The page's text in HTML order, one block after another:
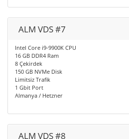
ALM VDS #7
Intel Core i9-9900K CPU
16 GB DDR4 Ram
8 Çekirdek
150 GB NVMe Disk
Limitsiz Trafik
1 Gbit Port
Almanya / Hetzner
ALM VDS #8